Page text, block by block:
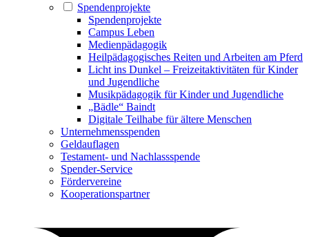
Spendenprojekte
Spendenprojekte
Campus Leben
Medienpädagogik
Heilpädagogisches Reiten und Arbeiten am Pferd
Licht ins Dunkel – Freizeitaktivitäten für Kinder
und Jugendliche
Musikpädagogik für Kinder und Jugendliche
„Bädle“ Baindt
Digitale Teilhabe für ältere Menschen
Unternehmensspenden
Geldauflagen
Testament- und Nachlassspende
Spender-Service
Fördervereine
Kooperationspartner